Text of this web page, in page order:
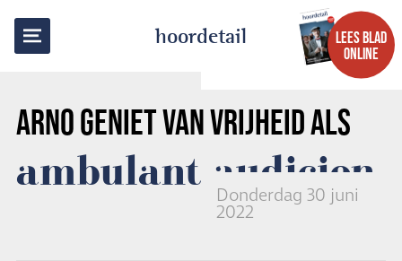
hoordetail
LEES BLAD
ONLINE
ARNOGENIET VAN VRIJHEID ALS
ambulant audicien
Donderdag 30 juni
2022
TERUG NAAR OVERZICHT